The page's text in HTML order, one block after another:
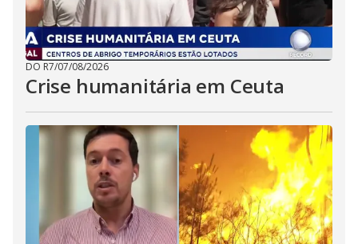
DO R7/07/08/2026
Crise humanitária em Ceuta